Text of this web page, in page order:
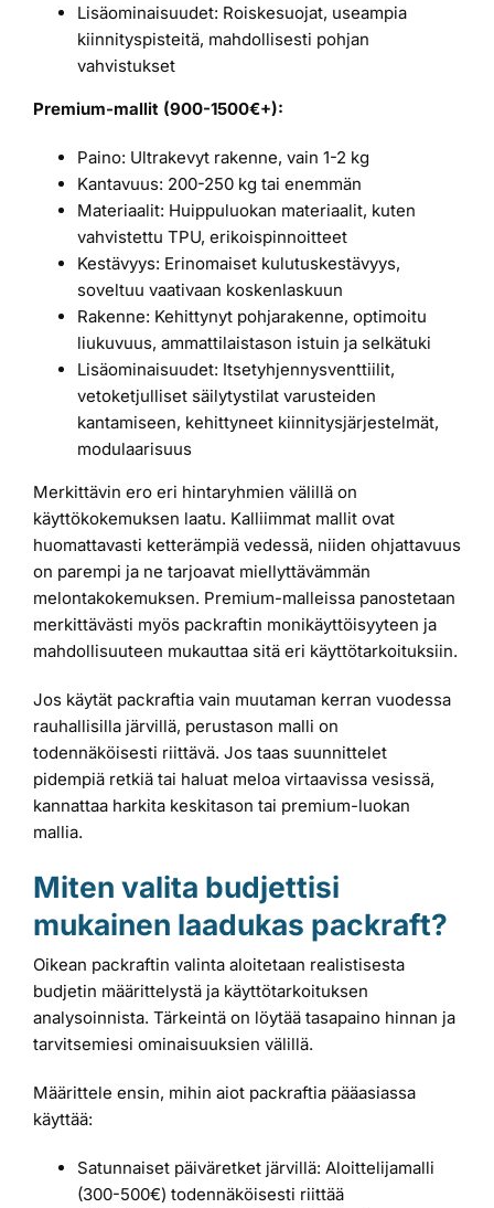
Lisäominaisuudet: Roiskesuojat, useampia
kiinnityspisteitä, mahdollisesti pohjan
vahvistukset
Premium-mallit (900-1500€+):
Paino: Ultrakevyt rakenne, vain 1-2 kg
Kantavuus: 200-250 kg tai enemmän
Materiaalit: Huippuluokan materiaalit, kuten
vahvistettu TPU, erikoispinnoitteet
Kestävyys: Erinomaiset kulutuskestävyys,
soveltuu vaativaan koskenlaskuun
Rakenne: Kehittynyt pohjarakenne, optimoitu
liukuvuus, ammattilaistason istuin ja selkätuki
Lisäominaisuudet: Itsetyhjennysventtiilit,
vetoketjulliset säilytystilat varusteiden
kantamiseen, kehittyneet kiinnitysjärjestelmät,
modulaarisuus
Merkittävin ero eri hintaryhmien välillä on
käyttökokemuksen laatu. Kalliimmat mallit ovat
huomattavasti ketterämpiä vedessä, niiden ohjattavuus
on parempi ja ne tarjoavat miellyttävämmän
melontakokemuksen. Premium-malleissa panostetaan
merkittävästi myös packraftin monikäyttöisyyteen ja
mahdollisuuteen mukauttaa sitä eri käyttötarkoituksiin.
Jos käytät packraftia vain muutaman kerran vuodessa
rauhallisilla järvillä, perustason malli on
todennäköisesti riittävä. Jos taas suunnittelet
pidempiä retkiä tai haluat meloa virtaavissa vesissä,
kannattaa harkita keskitason tai premium-luokan
mallia.
Miten valita budjettisi
mukainen laadukas packraft?
Oikean packraftin valinta aloitetaan realistisesta
budjetin määrittelystä ja käyttötarkoituksen
analysoinnista. Tärkeintä on löytää tasapaino hinnan ja
tarvitsemiesi ominaisuuksien välillä.
Määrittele ensin, mihin aiot packraftia pääasiassa
käyttää:
Satunnaiset päiväretket järvillä: Aloittelijamalli
(300-500€) todennäköisesti riittää